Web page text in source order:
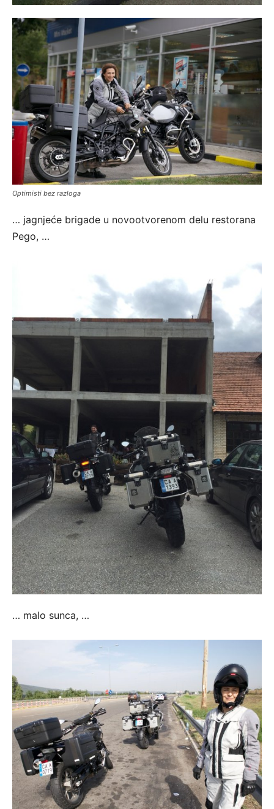
Optimisti bez razloga
… jagnjeće brigade u novootvorenom delu restorana
Pego, …
… malo sunca, …